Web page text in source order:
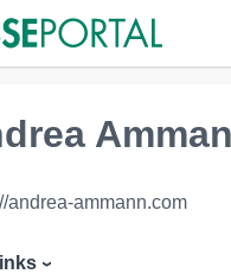
andrea-ammann.com